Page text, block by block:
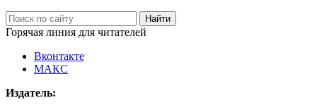
Горячая линия для читателей
Вконтакте
МАКС
Издатель: